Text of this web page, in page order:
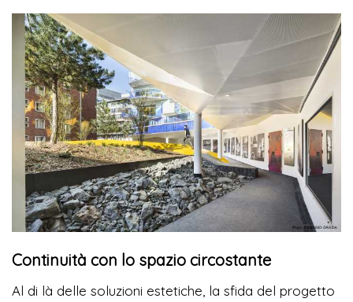
Continuità con lo spazio circostante
Al di là delle soluzioni estetiche, la sfida del progetto